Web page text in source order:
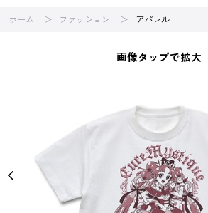
ホーム ファッション アパレル
画像タップで拡大